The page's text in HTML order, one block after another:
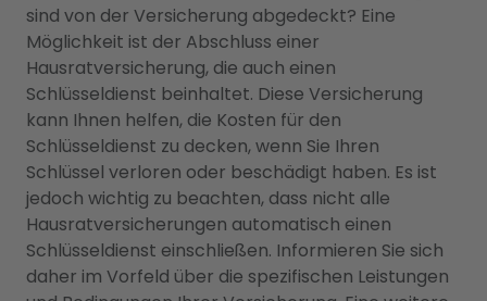
sind von der Versicherung abgedeckt? Eine
Möglichkeit ist der Abschluss einer
Hausratversicherung, die auch einen
Schlüsseldienst beinhaltet. Diese Versicherung
kann Ihnen helfen, die Kosten für den
Schlüsseldienst zu decken, wenn Sie Ihren
Schlüssel verloren oder beschädigt haben. Es ist
jedoch wichtig zu beachten, dass nicht alle
Hausratversicherungen automatisch einen
Schlüsseldienst einschließen. Informieren Sie sich
daher im Vorfeld über die spezifischen Leistungen